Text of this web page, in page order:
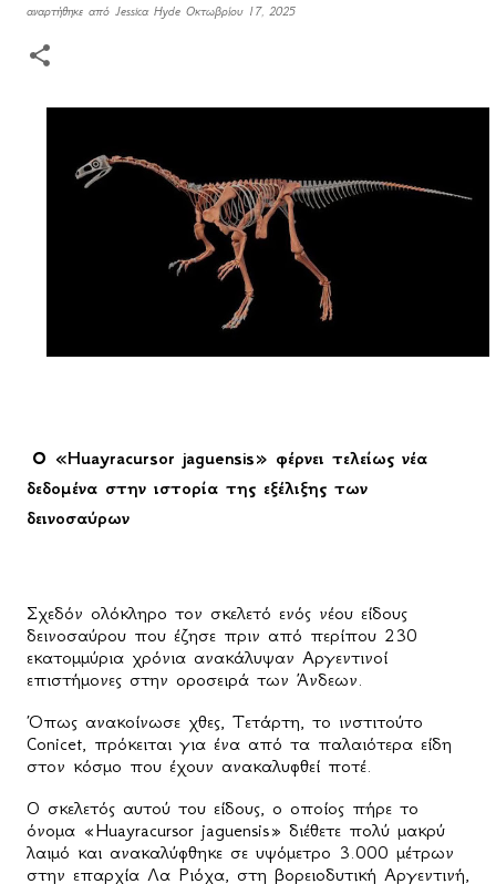
αναρτήθηκε από Jessica Hyde Οκτωβρίου 17, 2025
Ο «Huayracursor jaguensis» φέρνει τελείως νέα
δεδομένα στην ιστορία της εξέλιξης των
δεινοσαύρων
Σχεδόν ολόκληρο τον σκελετό ενός νέου είδους
δεινοσαύρου που έζησε πριν από περίπου 230
εκατομμύρια χρόνια ανακάλυψαν Αργεντινοί
επιστήμονες στην οροσειρά των Άνδεων.
Όπως ανακοίνωσε χθες, Τετάρτη, το ινστιτούτο
Conicet, πρόκειται για ένα από τα παλαιότερα είδη
στον κόσμο που έχουν ανακαλυφθεί ποτέ.
Ο σκελετός αυτού του είδους, ο οποίος πήρε το
όνομα «Huayracursor jaguensis» διέθετε πολύ μακρύ
λαιμό και ανακαλύφθηκε σε υψόμετρο 3.000 μέτρων
στην επαρχία Λα Ριόχα, στη βορειοδυτική Αργεντινή,